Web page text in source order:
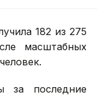
182 из 275
масштабных
за последние